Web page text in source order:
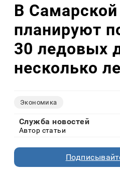
В Самарской
планируют
30 ледовых
несколько
Экономика
Служба новостей
Автор статьи